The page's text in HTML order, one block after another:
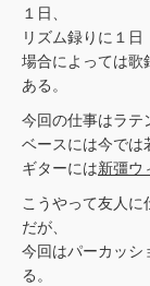
１日、
リズム録りに１日
場合によっては歌
ある。
今回の仕事はラテ
ベースには今では
ギターには新彊ウ
こうやって友人に
だが、
今回はパーカッシ
る。